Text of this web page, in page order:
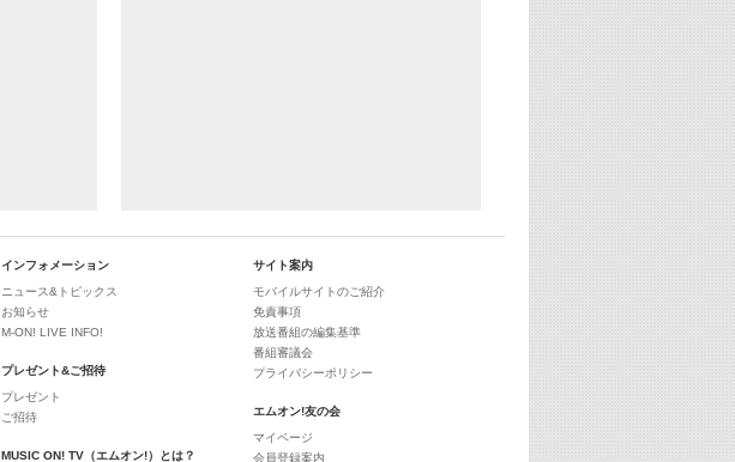
インフォメーション
ニュース&トピックス
お知らせ
M-ON! LIVE INFO!
プレゼント&ご招待
プレゼント
ご招待
MUSIC ON! TV（エムオン!）とは？
サイト案内
モバイルサイトのご紹介
免責事項
放送番組の編集基準
番組審議会
プライバシーポリシー
エムオン!友の会
マイページ
会員登録案内